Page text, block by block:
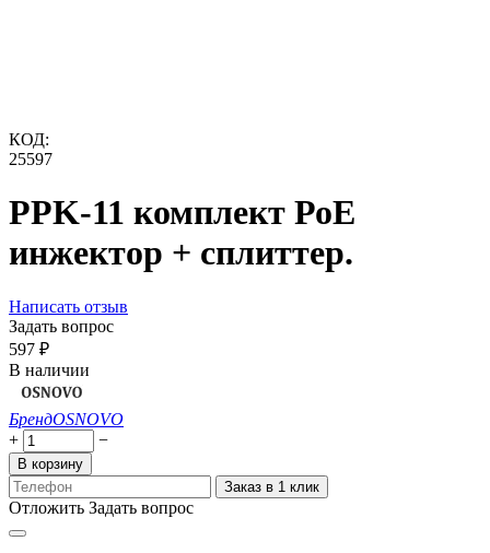
КОД:
25597
PPK-11 комплект РоЕ
инжектор + сплиттер.
Написать отзыв
Задать вопрос
‍597‍ ₽
В наличии
БрендOSNOVO
+
−
В корзину
Заказ в 1 клик
Отложить Задать вопрос